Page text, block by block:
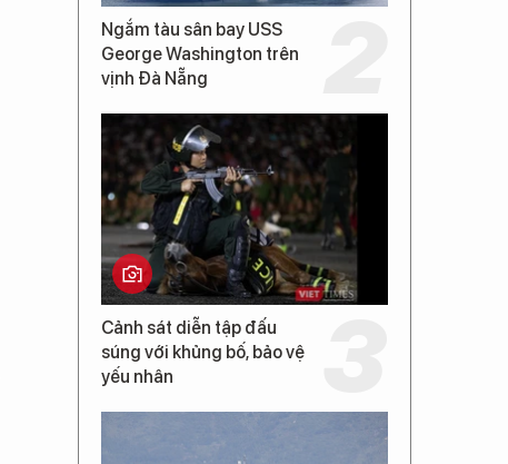
Ngắm tàu sân bay USS
George Washington trên
vịnh Đà Nẵng
Cảnh sát diễn tập đấu
súng với khủng bố, bảo vệ
yếu nhân